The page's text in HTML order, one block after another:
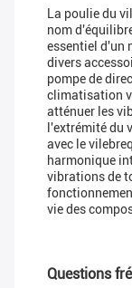
La poulie du
nom
essentiel d'un
divers
pompe de
climatisation
atténuer les
l'extrémité du
avec le
harmonique
vibrations de
vie des
Questions